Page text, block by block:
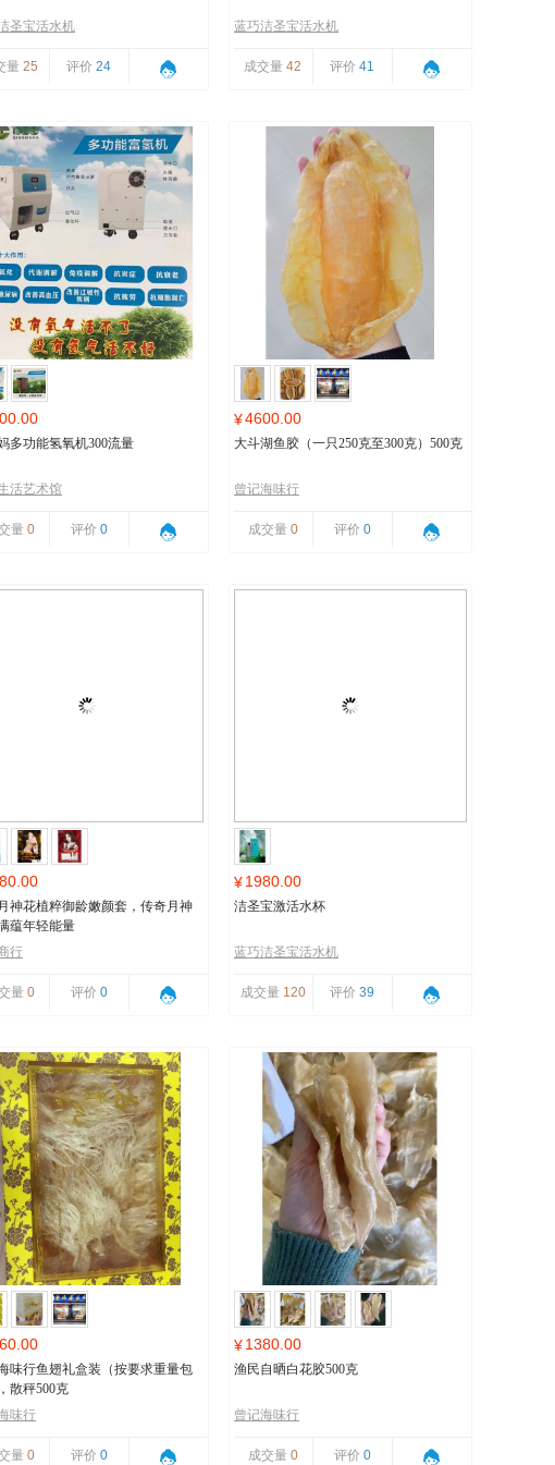
圣宝活水机
量25 评价24
蓝巧洁圣宝活水机
成交量42 评价41
多功能氢氧机300流量
活艺术馆
量 0 评价 0
¥4600.00
大斗湖鱼胶（一只250克至300克）500克
曾记海味行
成交量 0 评价 0
神花植粹御龄嫩颜套，传奇月神
蕴年轻能量
行
量 0 评价 0
¥1980.00
洁圣宝激活水杯
蓝巧洁圣宝活水机
成交量 120 评价39
味行鱼翅礼盒装（按要求重量包
散秤500克
味行
量 0 评价 0
¥1380.00
渔民自晒白花胶500克
曾记海味行
成交量 0 评价 0